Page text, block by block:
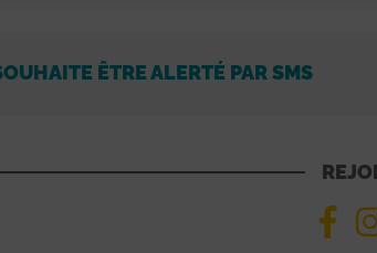
ÊTRE ALERTÉ PAR SMS